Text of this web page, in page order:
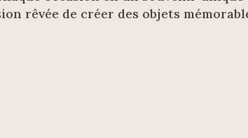
rêvée de créer des objets